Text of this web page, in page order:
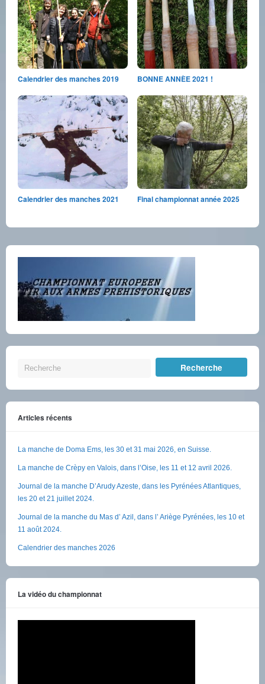
Calendrier des manches 2019 BONNE ANNÈE 2021 !
Calendrier des manches 2021 Final championnat année 2025
Articles récents
La manche de Doma Ems, les 30 et 31 mai 2026, en Suisse.
La manche de Crèpy en Valois, dans l’Oise, les 11 et 12 avril 2026.
Journal de la manche D’Arudy Azeste, dans les Pyrénées Atlantiques,
les 20 et 21 juillet 2024.
Journal de la manche du Mas d’ Azil, dans l’ Ariège Pyrénées, les 10 et
11 août 2024.
Calendrier des manches 2026
La vidéo du championnat